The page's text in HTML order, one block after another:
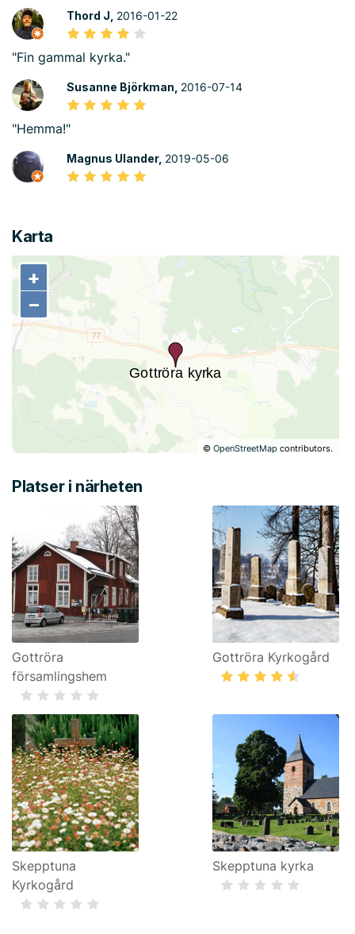
Thord J, 2016-01-22
"Fin gammal kyrka."
Susanne Björkman, 2016-07-14
"Hemma!"
Magnus Ulander, 2019-05-06
Karta
+
−
©OpenStreetMap contributors.
+
−
Platser i närheten
Gottröra
församlingshem
Gottröra Kyrkogård
Skepptuna
Kyrkogård
Skepptuna kyrka